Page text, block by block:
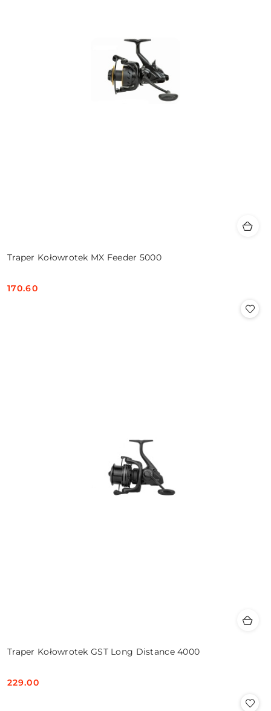
Traper Kołowrotek MX Feeder 5000
Cena:
170.60
Traper Kołowrotek GST Long Distance 4000
Cena:
229.00